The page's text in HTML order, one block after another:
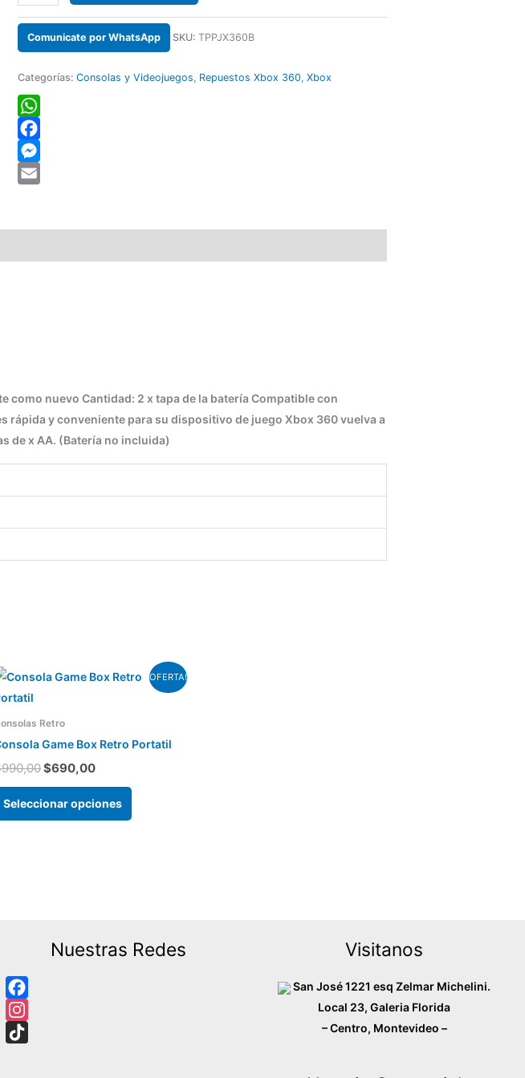
Comunicate por WhatsApp SKU: TPPJX360B
Categorías: Consolas y Videojuegos Repuestos Xbox 360 Xbox
WhatsApp
Facebook
Messenger
nuevo Cantidad: 2 x tapa de la batería Compatible con
rápida y conveniente para su dispositivo de juego Xbox 360 vuelva a
de x AA. (Batería no incluida)
OFERTA!
Retro
Game Box Retro Portatil
990,00
El
era:
$690,00
El
Seleccionar opciones
Este
producto
varias
se
del
Nuestras Redes Visitanos
San José 1221 esq Zelmar Michelini.
Local 23, Galeria Florida
– Centro, Montevideo –